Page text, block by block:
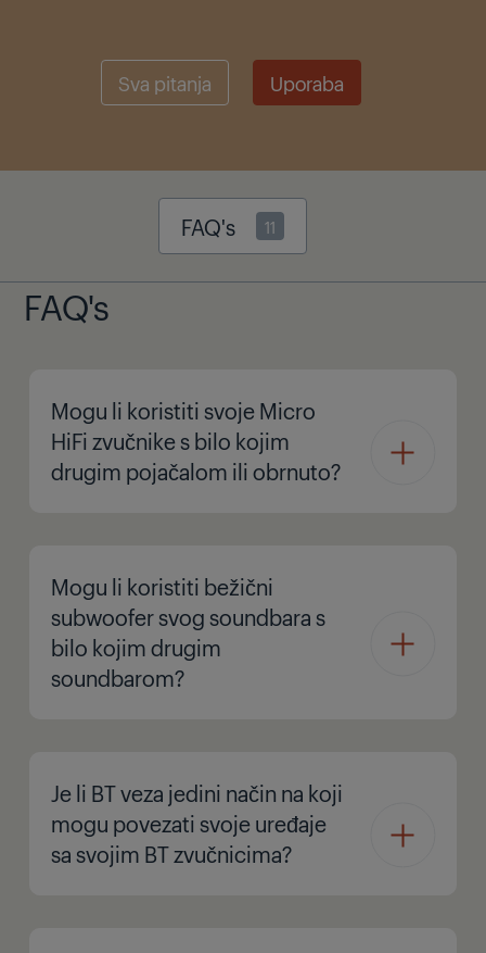
Sva pitanja Uporaba
FAQ's 11
FAQ's
Mogu li koristiti svoje Micro
HiFi zvučnike s bilo kojim
drugim pojačalom ili obrnuto?
Mogu li koristiti bežični
subwoofer svog soundbara s
bilo kojim drugim
soundbarom?
Je li BT veza jedini način na koji
mogu povezati svoje uređaje
sa svojim BT zvučnicima?